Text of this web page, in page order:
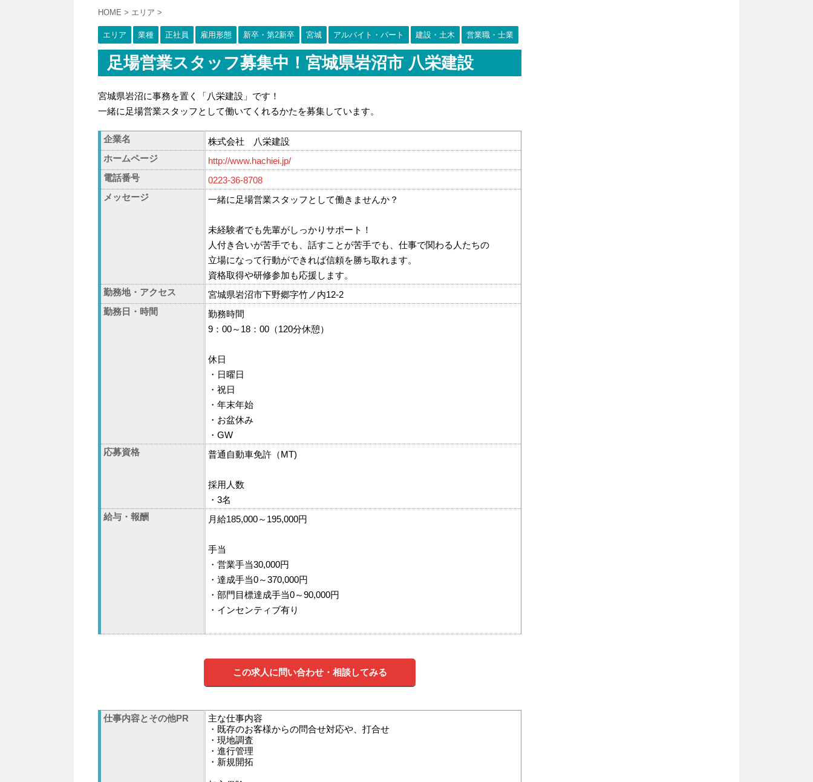
HOME > エリア >
エリア 業種 正社員 雇用形態 新卒・第2新卒 宮城 アルバイト・パート 建設・土木 営業職・士業
足場営業スタッフ募集中！宮城県岩沼市 八栄建設
宮城県岩沼に事務を置く「八栄建設」です！
一緒に足場営業スタッフとして働いてくれるかたを募集しています。
企業名
株式会社 八栄建設
ホームページ
http://www.hachiei.jp/
電話番号
0223-36-8708
メッセージ
一緒に足場営業スタッフとして働きませんか？
未経験者でも先輩がしっかりサポート！
人付き合いが苦手でも、話すことが苦手でも、仕事で関わる人たちの
立場になって行動ができれば信頼を勝ち取れます。
資格取得や研修参加も応援します。
勤務地・アクセス
宮城県岩沼市下野郷字竹ノ内12-2
勤務日・時間
勤務時間
9：00～18：00（120分休憩）
休日
・日曜日
・祝日
・年末年始
・お盆休み
・GW
応募資格
普通自動車免許（MT)
採用人数
・3名
給与・報酬
月給185,000～195,000円
手当
・営業手当30,000円
・達成手当0～370,000円
・部門目標達成手当0～90,000円
・インセンティブ有り
この求人に問い合わせ・相談してみる
仕事内容とその他PR
主な仕事内容
・既存のお客様からの問合せ対応や、打合せ
・現地調査
・進行管理
・新規開拓